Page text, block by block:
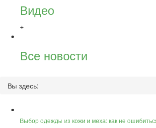
Видео
+
Все новости
Вы здесь:
Выбор одежды из кожи и меха: как не